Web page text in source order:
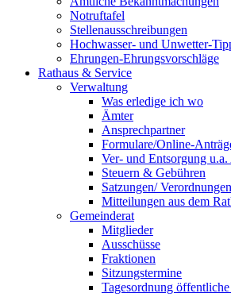
Notruftafel
Stellenausschreibungen
Hochwasser- und Unwetter-
Ehrungen-Ehrungsvorschläge
Rathaus & Service
Verwaltung
Was erledige ich wo
Ämter
Ansprechpartner
Formulare/Online-
Ver- und Entsorgung
Steuern & Gebühren
Satzungen/
Mitteilungen aus dem
Gemeinderat
Mitglieder
Ausschüsse
Fraktionen
Sitzungstermine
Tagesordnung